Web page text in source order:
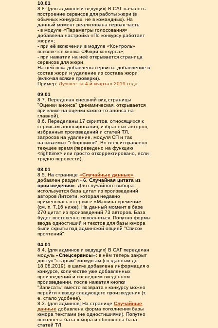
10.01
8.8. [для админов и ведущих] В САГ началось
построение сервисов для работы жюри (в
обычных конкурсах, не в командных). На
данный момент реализована первая часть:
- в модуле «Параметры голосования»
добавлена настройка «По конкурсу работает
жюри»;
- при её включении в модуле «Контроль»
появляется кнопка «Жюри конкурса»;
- при нажатии на неё открывается страница
сервисов для жюри.
На ней пока добавлены сервисы: добавление в
состав жюри и удаление из состава жюри
(включая всякие проверки).
Пример: Лучшее за 4-й квартал 2019 года
09.01
8.7. Переделан внешний вид страницы
"Оценки анонса" (динамическая, открывается
при клике на оценки какого-то анонса на
главной).
8.6. Переделаны 17 скриптов, относящихся к
сервисам анонсирования, избранных авторов,
избранных произведений и статей ТЛ,
запросов на удаление, модуля СП и так
называемых "сборщиков". Во всех исправлено
текущее время (переведено на функцию
<righttime> или просто откорректировано, если
трудно перевести).
08.01
8.5. На странице«Случайные данные»
добавлен раздел«6. Случайная цитата из
произведения»
. Для случайного выбора
используется база цитат из произведений
авторов Литсети, которая недавно
применялась в сервисе «Машина времени»
(см. п. 7.16 ниже). На данный момент в базе
270 цитат из произведений 73 авторов. База
будет постепенно пополняться. Попутно формы
ввода одностиший и текстов для базы юмора
были скрыты под админской опцией "Список
прочтений".
04.01
8.4. [для админов и ведущих] В САГ переделан
модуль«Спецсервисы»: в нём теперь закрыт
доступ "старым" конкурсам (созданным до
18.08.2019), в шапке добавлена информация о
конкурсе, количестве уже добавленных
произведений и последнем введённом
произведении, после нажатия кнопки
"Записать" вместо возврата к конкурсу можно
перейти к вводу следующего произведения (т.
е. стало удобнее).
8.3. [для админов] На страницеСлучайные
данные добавлена форма пополнения базы
юмора текстами (не одностишиями). Попутно
пополнена база юмора и обновлена база
статей ТЛ.